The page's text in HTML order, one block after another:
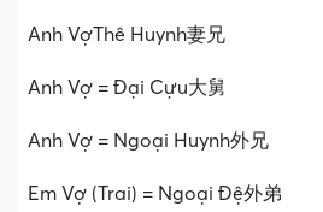
Anh VợThê Huynh妻兄
Anh Vợ = Đại Cựu大舅
Anh Vợ = Ngoại Huynh外兄
Em Vợ (Trai) = Ngoại Đệ外弟